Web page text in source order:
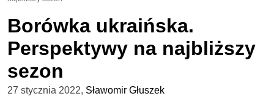
Borówka ukraińska.
Perspektywy na najbliższy
sezon
27 stycznia 2022, Sławomir Głuszek